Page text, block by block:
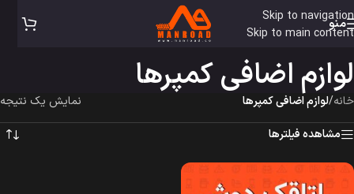
Skip to navigation
Skip to main content
منو
لوازم اضافی کمپرها
خانه/لوازم اضافی کمپرها
نمایش یک نتیجه
مشاهده فیلترها